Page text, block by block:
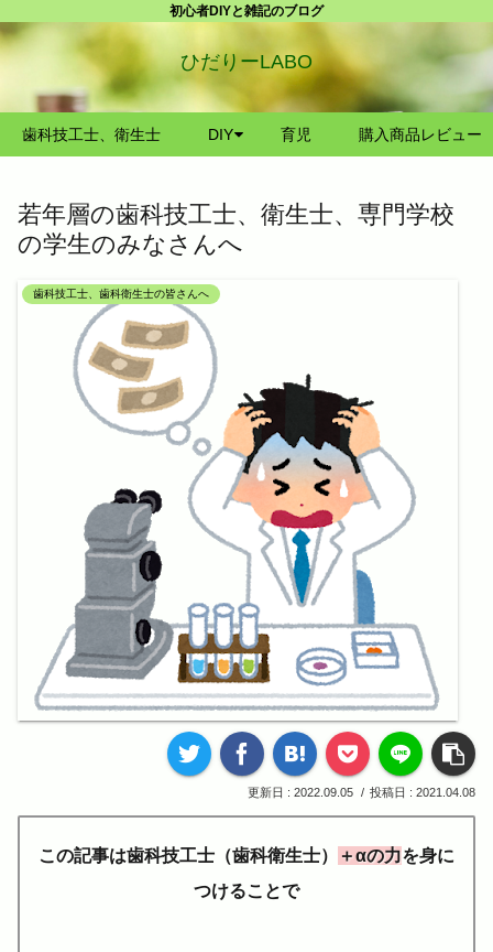
初心者DIYと雑記のブログ
ひだりーLABO
歯科技工士、衛生士 DIY 育児 購入商品レビュー
若年層の歯科技工士、衛生士、専門学校
の学生のみなさんへ
歯科技工士、歯科衛生士の皆さんへ
2022.09.05 2021.04.08
この記事は歯科技工士（歯科衛生士） ＋αの力を身に
つけることで